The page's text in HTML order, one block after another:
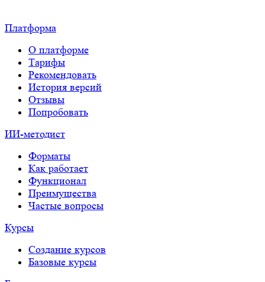
Платформа
О платформе
Тарифы
Рекомендовать
История версий
Отзывы
Попробовать
ИИ-методист
Форматы
Как работает
Функционал
Преимущества
Частые вопросы
Курсы
Создание курсов
Базовые курсы